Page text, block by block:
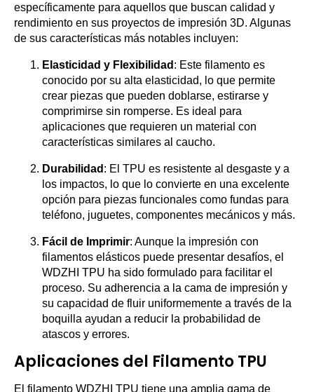
específicamente para aquellos que buscan calidad y
rendimiento en sus proyectos de impresión 3D. Algunas
de sus características más notables incluyen:
Elasticidad y Flexibilidad : Este filamento es
conocido por su alta elasticidad, lo que permite
crear piezas que pueden doblarse, estirarse y
comprimirse sin romperse. Es ideal para
aplicaciones que requieren un material con
características similares al caucho.
Durabilidad : El TPU es resistente al desgaste y a
los impactos, lo que lo convierte en una excelente
opción para piezas funcionales como fundas para
teléfono, juguetes, componentes mecánicos y más.
Fácil de Imprimir: Aunque la impresión con
filamentos elásticos puede presentar desafíos, el
WDZHI TPU ha sido formulado para facilitar el
proceso. Su adherencia a la cama de impresión y
su capacidad de fluir uniformemente a través de la
boquilla ayudan a reducir la probabilidad de
atascos y errores.
Aplicaciones del Filamento TPU
El filamento WDZHI TPU tiene una amplia gama de